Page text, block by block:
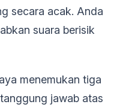
secara acak. Anda
suara berisik
menemukan tiga
jawab atas